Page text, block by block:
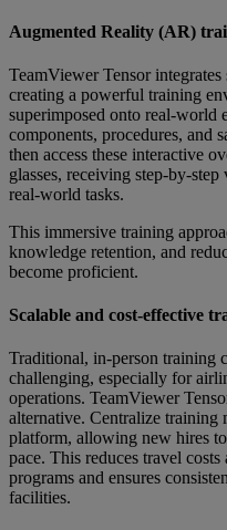
Augmented Reality (AR)
TeamViewer Tensor
creating a powerful training
superimposed onto real-world
components, procedures, and
then access these interactive
glasses, receiving step-by-
real-world tasks.
This immersive training
knowledge retention, and
become proficient.
Scalable and cost-effective
Traditional, in-person training
challenging, especially for
operations. TeamViewer
alternative. Centralize training
platform, allowing new hires
pace. This reduces travel
programs and ensures
facilities.